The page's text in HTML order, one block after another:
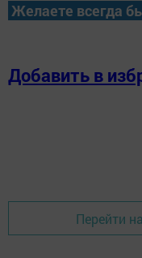
Желаете всегда
Добавить в
Перейти